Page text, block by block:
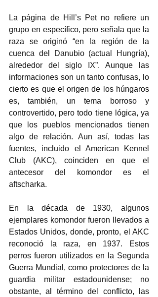
La página de Hill’s Pet no refiere un
grupo en específico, pero señala que la
raza se originó “en la región de la
cuenca del Danubio (actual Hungría),
alrededor del siglo IX”. Aunque las
informaciones son un tanto confusas, lo
cierto es que el origen de los húngaros
es, también, un tema borroso y
controvertido, pero todo tiene lógica, ya
que los pueblos mencionados tienen
algo de relación. Aun así, todas las
fuentes, incluido el American Kennel
Club (AKC), coinciden en que el
antecesor del komondor es el
aftscharka.
En la década de 1930, algunos
ejemplares komondor fueron llevados a
Estados Unidos, donde, pronto, el AKC
reconoció la raza, en 1937. Estos
perros fueron utilizados en la Segunda
Guerra Mundial, como protectores de la
guardia militar estadounidense; no
obstante, al término del conflicto, las